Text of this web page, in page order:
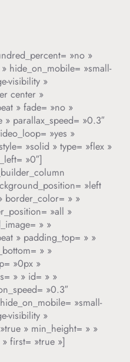
»no »
hide_on_mobile= »small-
visibility »
center »
» fade= »no »
parallax_speed= »0.3″
»yes »
»solid » type= »flex »
»0″]
»left
border_color= » »
»all »
» »
» padding_top= » »
» »
»0px »
» » id= » »
»0.3″
»small-
visibility »
» min_height= » »
first= »true »]